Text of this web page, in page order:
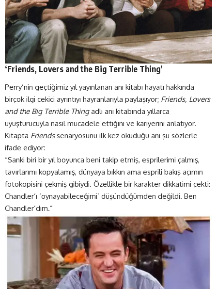
‘Friends, Lovers and the Big Terrible Thing’
Perry’nin geçtiğimiz yıl yayınlanan anı kitabı hayatı hakkında
birçok ilgi çekici ayrıntıyı hayranlarıyla paylaşıyor; Friends, Lovers
and the Big Terrible Thingadlı anı kitabında yıllarca
uyuşturucuyla nasıl mücadele ettiğini ve kariyerini anlatıyor.
Kitapta Friendssenaryosunu ilk kez okuduğu anı şu sözlerle
ifade ediyor:
“Sanki biri bir yıl boyunca beni takip etmiş, esprilerimi çalmış,
tavırlarımı kopyalamış, dünyaya bıkkın ama esprili bakış açımın
fotokopisini çekmiş gibiydi. Özellikle bir karakter dikkatimi çekti:
Chandler’ı ‘oynayabileceğimi’ düşündüğümden değildi. Ben
Chandler’dım.”